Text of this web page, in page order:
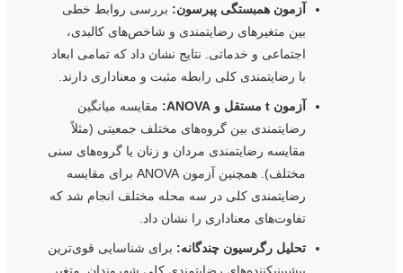
آزمون همبستگی پیرسون:بررسی روابط خطی
بین متغیرهای رضایتمندی و شاخص‌های کالبدی،
اجتماعی و خدماتی. نتایج نشان داد که تمامی ابعاد
با رضایتمندی کلی رابطه مثبت و معناداری دارند.
آزمون t مستقل و ANOVA:
مقایسه میانگین
رضایتمندی بین گروه‌های مختلف جمعیتی (مثلاً
مقایسه رضایتمندی مردان و زنان یا گروه‌های سنی
مختلف). همچنین آزمون ANOVA برای مقایسه
رضایتمندی کلی در سه محله مختلف انجام شد که
تفاوت‌های معناداری را نشان داد.
تحلیل رگرسیون چندگانه:برای شناسایی قوی‌ترین